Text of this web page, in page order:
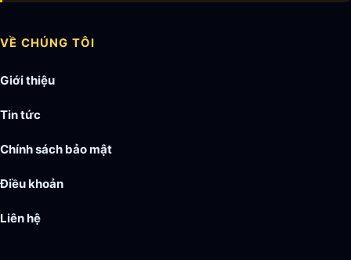
VỀ CHÚNG TÔI
Giới thiệu
Tin tức
Chính sách bảo mật
Điều khoản
Liên hệ